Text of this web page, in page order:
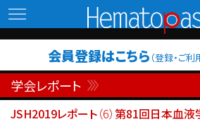
Hematopaseo
会員登録はこちら （登録・ご
学会レポート
JSH2019レポート（6）第81回日本血液